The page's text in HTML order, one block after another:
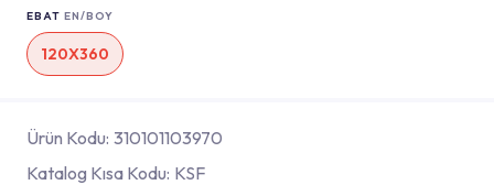
EBAT EN/BOY
120X360
Ürün Kodu: 310101103970
Katalog Kısa Kodu: KSF